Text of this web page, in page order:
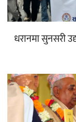
धरानमा सुनसरी